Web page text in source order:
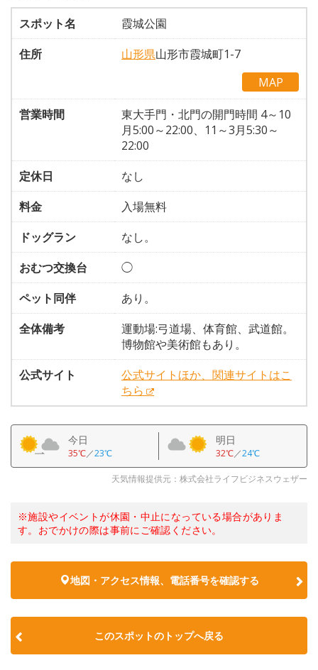
スポット名
霞城公園
住所
山形県山形市霞城町1-7
MAP
営業時間
東大手門・北門の開門時間 4～10
月5:00～22:00、11～3月5:30～
22:00
定休日
なし
料金
入場無料
ドッグラン
なし。
おむつ交換台
◯
ペット同伴
あり。
全体備考
運動場:弓道場、体育館、武道館。
博物館や美術館もあり。
公式サイト
公式サイトほか、関連サイトはこ
ちら
今日
35℃／23℃
明日
32℃／24℃
天気情報提供元：株式会社ライフビジネスウェザー
※施設やイベントが休園・中止になっている場合がありま
す。おでかけの際は事前にご確認ください。
地図・アクセス情報、電話番号を確認する
このスポットのトップへ戻る